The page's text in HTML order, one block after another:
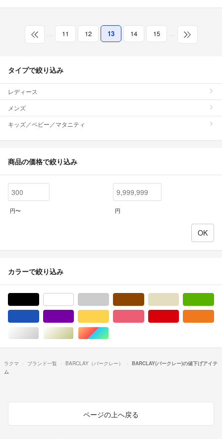
… 11 12 13 14 15 …
タイプで絞り込み
レディース
メンズ
キッズ／ベビー／マタニティ
商品の価格で絞り込み
円〜 円
カラーで絞り込み
シルバー/銀色系ゴールド/金色系マルチカラー
ラクマ ブランド一覧 BARCLAY（バークレー）
BARCLAY(バークレー)の値下げアイテ
ム
ページの上へ戻る